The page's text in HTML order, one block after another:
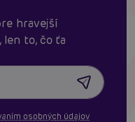
hravejší
len to, čo ťa
osobných údajov